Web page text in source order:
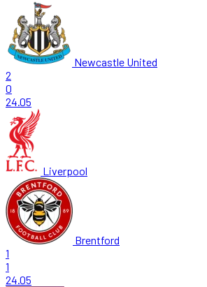
Newcastle United
2
0
24.05
Liverpool
Brentford
1
1
24.05